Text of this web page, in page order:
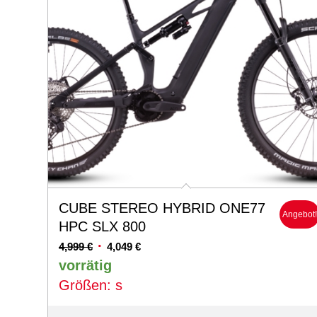
CUBE STEREO HYBRID ONE77
HPC SLX 800
4,999€ Ursprünglicher
Preis
war:
4,999 €
4,049 €Aktueller
vorrätig
Größen: s
Angebot!